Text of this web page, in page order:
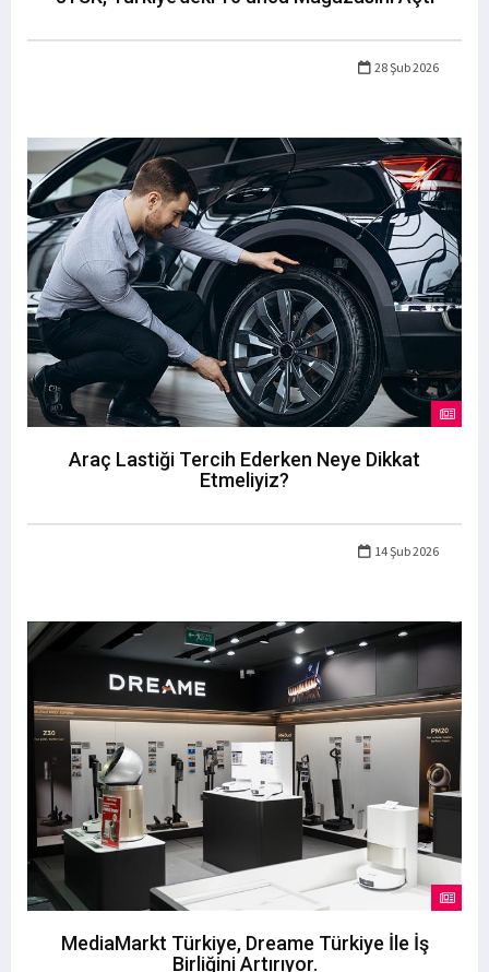
28 Şub 2026
Araç Lastiği Tercih Ederken Neye Dikkat
Etmeliyiz?
14 Şub 2026
MediaMarkt Türkiye, Dreame Türkiye İle İş
Birliğini Artırıyor.